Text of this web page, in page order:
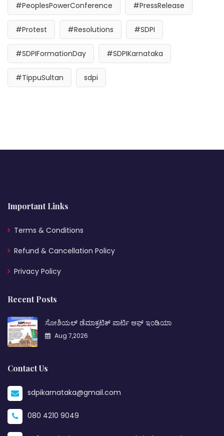
#PeoplesPowerConference #PressRelease
#Protest #Resolutions #SDPI
#SDPIFormationDay #SDPIKarnataka
#TippuSultan sdpi
Important Links
Terms & Conditions
Refund & Cancellation Policy
Privacy Policy
Recent Posts
ಸೋಶಿಯಲ್ ಡೆಮಾಕ್ರಟಿಕ್ ಪಾರ್ಟಿ ಆಫ್ ಇಂಡಿಯಾ
Aug 7,2026
Contact Us
sdpikarnataka@gmail.com
080 4210 9049